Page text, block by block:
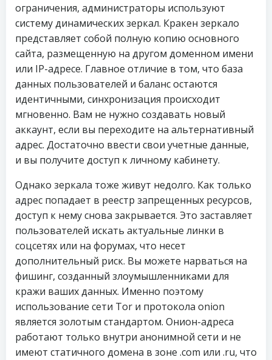
ограничения, администраторы используют
систему динамических зеркал. Кракен зеркало
представляет собой полную копию основного
сайта, размещенную на другом доменном имени
или IP-адресе. Главное отличие в том, что база
данных пользователей и баланс остаются
идентичными, синхронизация происходит
мгновенно. Вам не нужно создавать новый
аккаунт, если вы переходите на альтернативный
адрес. Достаточно ввести свои учетные данные,
и вы получите доступ к личному кабинету.
Однако зеркала тоже живут недолго. Как только
адрес попадает в реестр запрещенных ресурсов,
доступ к нему снова закрывается. Это заставляет
пользователей искать актуальные линки в
соцсетях или на форумах, что несет
дополнительный риск. Вы можете нарваться на
фишинг, созданный злоумышленниками для
кражи ваших данных. Именно поэтому
использование сети Tor и протокола onion
является золотым стандартом. Онион-адреса
работают только внутри анонимной сети и не
имеют статичного домена в зоне .com или .ru, что